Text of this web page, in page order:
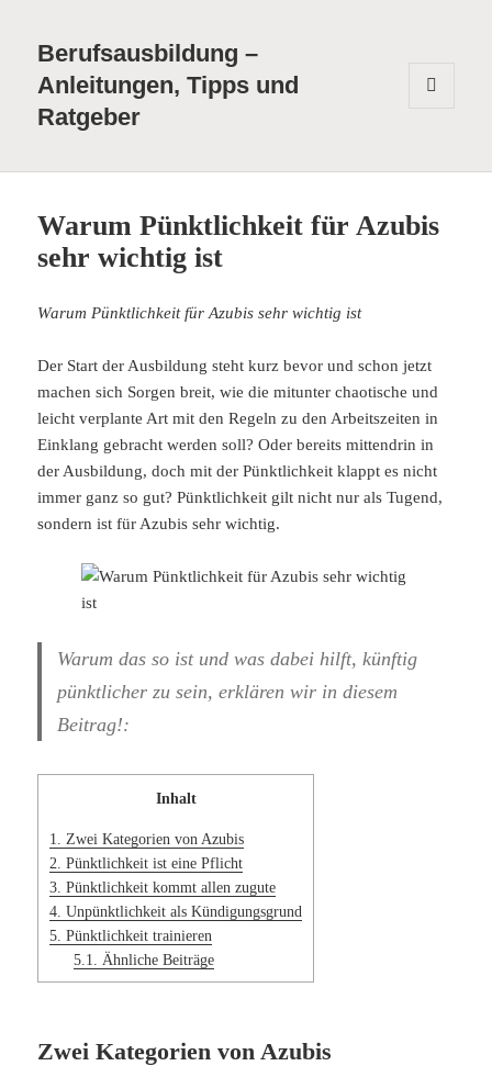
Berufsausbildung –
Anleitungen, Tipps und
Ratgeber
Warum Pünktlichkeit für Azubis
sehr wichtig ist
Warum Pünktlichkeit für Azubis sehr wichtig ist
Der Start der Ausbildung steht kurz bevor und schon jetzt
machen sich Sorgen breit, wie die mitunter chaotische und
leicht verplante Art mit den Regeln zu den Arbeitszeiten in
Einklang gebracht werden soll? Oder bereits mittendrin in
der Ausbildung, doch mit der Pünktlichkeit klappt es nicht
immer ganz so gut? Pünktlichkeit gilt nicht nur als Tugend,
sondern ist für Azubis sehr wichtig.
Warum das so ist und was dabei hilft, künftig
pünktlicher zu sein, erklären wir in diesem
Beitrag!:
Inhalt
1.
Zwei Kategorien von Azubis
2. Pünktlichkeit ist eine Pflicht
3. Pünktlichkeit kommt allen zugute
4. Unpünktlichkeit als Kündigungsgrund
5. Pünktlichkeit trainieren
5.1.
Ähnliche Beiträge
Zwei Kategorien von Azubis